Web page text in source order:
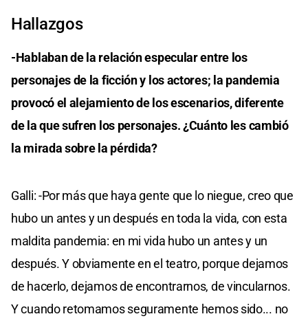
Hallazgos
-Hablaban de la relación especular entre los
personajes de la ficción y los actores; la pandemia
provocó el alejamiento de los escenarios, diferente
de la que sufren los personajes. ¿Cuánto les cambió
la mirada sobre la pérdida?
Galli: -Por más que haya gente que lo niegue, creo que
hubo un antes y un después en toda la vida, con esta
maldita pandemia: en mi vida hubo un antes y un
después. Y obviamente en el teatro, porque dejamos
de hacerlo, dejamos de encontrarnos, de vincularnos.
Y cuando retomamos seguramente hemos sido... no